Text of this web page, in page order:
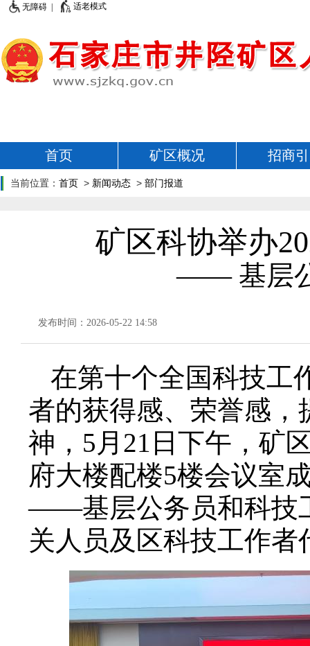
无障碍 | 适老模式
首页 矿区概况 招商
当前位置： 首页 > 新闻动态 > 部门报道
矿区科协举办
—— 基层
发布时间：2026-05-22 14:58
在第十个全国科技工
者的获得感、荣誉感
神，5月21日下午，矿
府大楼配楼5楼会议室
——基层公务员和科技
关人员及区科技工作